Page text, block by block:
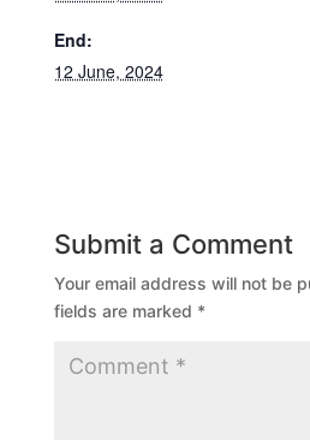
End:
12 June, 2024
Submit a Comment
Your email address will not be
fields are marked *